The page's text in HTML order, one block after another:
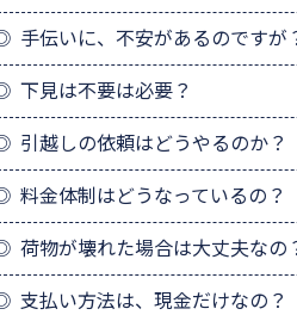
手伝いに、不安があるのですが
下見は不要は必要？
引越しの依頼はどうやるのか？
料金体制はどうなっているの？
荷物が壊れた場合は大丈夫なの
支払い方法は、現金だけなの？